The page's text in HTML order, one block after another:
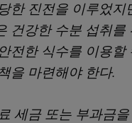
한 진전을 이루었지
건강한 수분 섭취를
전한 식수를 이용할
을 마련해야 한다.
세금 또는 부과금